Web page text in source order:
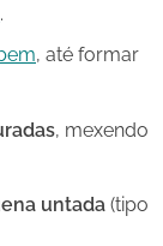
.
, até formar
, mexendo
untada (tipo